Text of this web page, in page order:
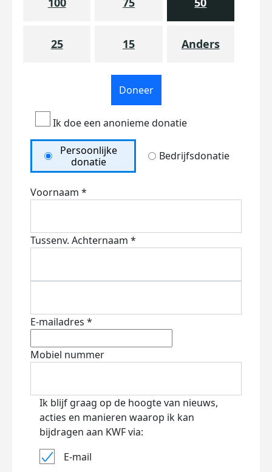
25 15 Anders
Doneer
Ik doe een anonieme donatie
Persoonlijke
donatie
Bedrijfsdonatie
Voornaam *
Tussenv. Achternaam *
E-mailadres *
Mobiel nummer
Ik blijf graag op de hoogte van nieuws,
acties en manieren waarop ik kan
bijdragen aan KWF via:
E-mail